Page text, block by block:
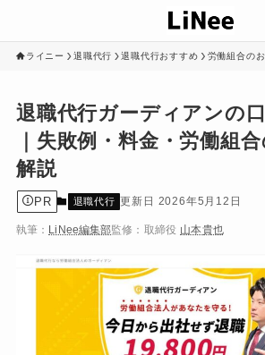
ライニー 退職代行 退職代行おすすめ 労働組合の
退職代行ガーディアンの
｜失敗例・料金・労働組
解説
PR 退職代行 2026年5月12日
執筆： LiNee編集部監修： 取締役 山本貴也